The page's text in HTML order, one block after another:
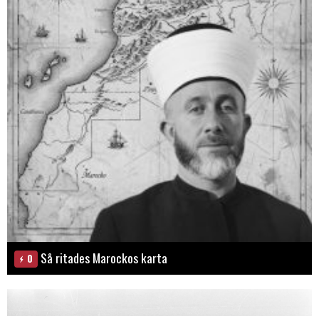
0 Så ritades Marockos karta